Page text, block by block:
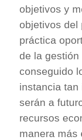
objetivos y
objetivos del
práctica
de la
conseguido
instancia
serán a
recursos
manera más